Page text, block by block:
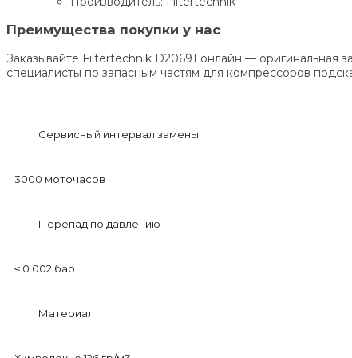
Преимущества покупки у нас
Заказывайте Filtertechnik D20691 онлайн — оригинальная
специалисты по запасным частям для компрессоров
Сервисный интервал замены
3000 моточасов
Перепад по давлению
≤ 0.002 бар
Материал